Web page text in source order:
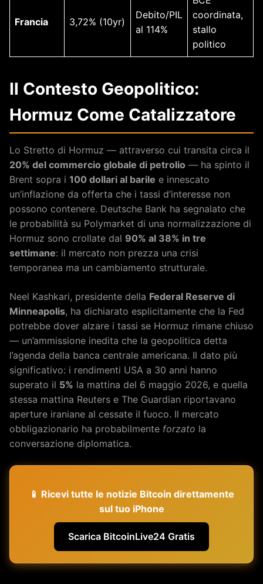
Francia 3,72% (10yr)
Debito/PIL
al 114%
coordinata,
stallo
politico
Il Contesto Geopolitico:
Hormuz Come Catalizzatore
Lo Stretto di Hormuz — attraverso cui transita circa il
20% del commercio globale di petrolio — ha spinto il
Brent sopra i 100 dollari al barile e innescato
un’inflazione da offerta che i tassi d’interesse non
possono contenere. Deutsche Bank ha segnalato che
le probabilità su Polymarket di una normalizzazione di
Hormuz sono crollate dal 90% al 38% in tre
settimane: il mercato non prezza una crisi
temporanea ma un cambiamento strutturale.
Neel Kashkari, presidente della Federal Reserve di
Minneapolis, ha dichiarato esplicitamente che la Fed
potrebbe dover alzare i tassi se Hormuz rimane chiuso
— un’ammissione inedita che la geopolitica detta
l’agenda della banca centrale americana. Il dato più
significativo: i rendimenti USA a 30 anni hanno
superato il 5% la mattina del 6 maggio 2026, e quella
stessa mattina Reuters e The Guardian riportavano
aperture iraniane al cessate il fuoco. Il mercato
obbligazionario ha probabilmente forzato la
conversazione diplomatica.
📱 Ricevi tutte le notizie Bitcoin direttamente
sul tuo iPhone
Scarica BitcoinLive24 Gratis